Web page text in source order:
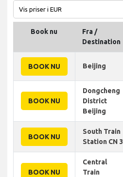
Book nu
Fra /
Destination
BOOK NU Beijing
BOOK NU
Dongcheng
District
Beijing
BOOK NU
South Train
Station CN 3
BOOK NU
Central
Train